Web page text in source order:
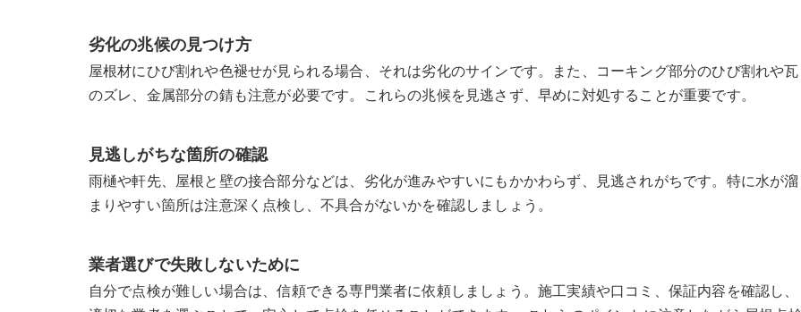
劣化の兆候の見つけ方
屋根材にひび割れや色褪せが見られる場合、それは劣化のサインです。また、コーキング部分のひび割れや瓦
のズレ、金属部分の錆も注意が必要です。これらの兆候を見逃さず、早めに対処することが重要です。
見逃しがちな箇所の確認
雨樋や軒先、屋根と壁の接合部分などは、劣化が進みやすいにもかかわらず、見逃されがちです。特に水が溜
まりやすい箇所は注意深く点検し、不具合がないかを確認しましょう。
業者選びで失敗しないために
自分で点検が難しい場合は、信頼できる専門業者に依頼しましょう。施工実績や口コミ、保証内容を確認し、